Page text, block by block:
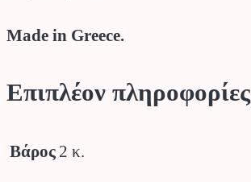
Made in Greece.
Επιπλέον πληροφορίες
Βάρος 2 κ.